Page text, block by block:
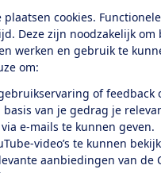
plaatsen cookies.
Deze zijn noodzakelijk
werken en gebruik te
om:
of
basis van je gedrag je
e-mails te kunnen geven.
video’s te kunnen
aanbiedingen van
mensen met een
toegang tot deze